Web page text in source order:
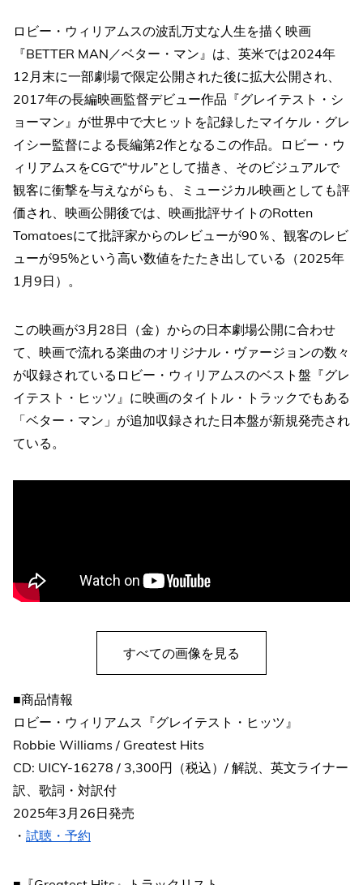
ロビー・ウィリアムスの波乱万丈な人生を描く映画
『BETTER MAN／ベター・マン』は、英米では2024年
12月末に一部劇場で限定公開された後に拡大公開され、
2017年の長編映画監督デビュー作品『グレイテスト・シ
ョーマン』が世界中で大ヒットを記録したマイケル・グレ
イシー監督による長編第2作となるこの作品。ロビー・ウ
ィリアムスをCGで“サル”として描き、そのビジュアルで
観客に衝撃を与えながらも、ミュージカル映画としても評
価され、映画公開後では、映画批評サイトのRotten
Tomatoesにて批評家からのレビューが90％、観客のレビ
ューが95%という高い数値をたたき出している（2025年
1月9日）。
この映画が3月28日（金）からの日本劇場公開に合わせ
て、映画で流れる楽曲のオリジナル・ヴァージョンの数々
が収録されているロビー・ウィリアムスのベスト盤『グレ
イテスト・ヒッツ』に映画のタイトル・トラックでもある
「ベター・マン」が追加収録された日本盤が新規発売され
ている。
すべての画像を見る
■商品情報
ロビー・ウィリアムス『グレイテスト・ヒッツ』
Robbie Williams / Greatest Hits
CD: UICY-16278 / 3,300円（税込）/ 解説、英文ライナー
訳、歌詞・対訳付
2025年3月26日発売
・ 試聴・予約